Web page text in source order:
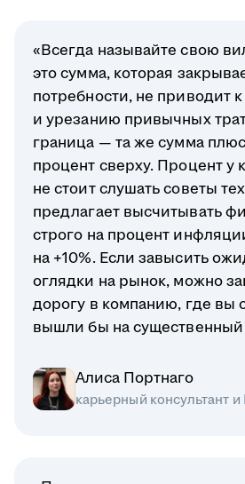
«Всегда называйте свою
это сумма, которая
потребности, не приводит
и урезанию привычных
граница — та же сумма
процент сверху. Процент у
не стоит слушать советы
предлагает высчитывать
строго на процент
на +10%. Если завысить
оглядки на рынок, можно
дорогу в компанию, где вы
вышли бы на
Алиса Портнаго
карьерный консультант и